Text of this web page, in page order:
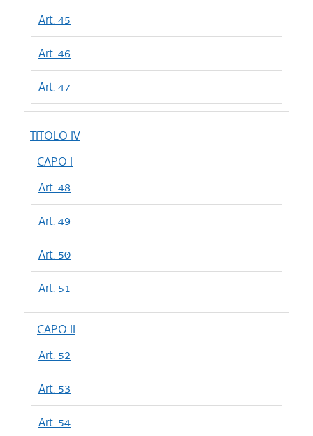
Art. 45
Art. 46
Art. 47
TITOLO IV
CAPO I
Art. 48
Art. 49
Art. 50
Art. 51
CAPO II
Art. 52
Art. 53
Art. 54